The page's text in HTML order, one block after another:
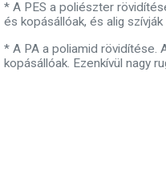
* A PES a poliészter
és kopásállóak, és alig
* A PA a poliamid rövidítése.
kopásállóak. Ezenkívül nagy